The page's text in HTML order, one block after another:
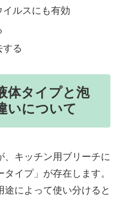
ルスにも有効
する
体タイプと泡
いについて
、キッチン用ブリーチに
イプ」が存在します。
によって使い分けると